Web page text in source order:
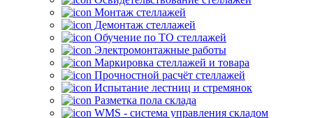
Монтаж стеллажей
Демонтаж стеллажей
Обучение по ТО стеллажей
Электромонтажные работы
Маркировка стеллажей и товара
Прочностной расчёт стеллажей
Испытание лестниц и стремянок
Разметка пола склада
WMS - система управления складом